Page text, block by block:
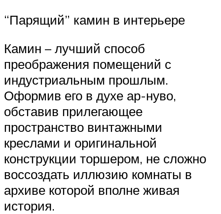
“Парящий” камин в интерьере
Камин – лучший способ
преображения помещений с
индустриальным прошлым.
Оформив его в духе ар-нуво,
обставив прилегающее
пространство винтажными
креслами и оригинальной
конструкции торшером, не сложно
воссоздать иллюзию комнаты в
архиве которой вполне живая
история.